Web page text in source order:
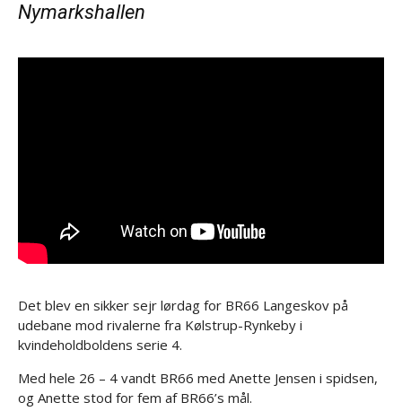
Nymarkshallen
Det blev en sikker sejr lørdag for BR66 Langeskov på
udebane mod rivalerne fra Kølstrup-Rynkeby i
kvindeholdboldens serie 4.
Med hele 26 – 4 vandt BR66 med Anette Jensen i spidsen,
og Anette stod for fem af BR66’s mål.